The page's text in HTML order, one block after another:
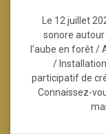
Le 12 juillet
sonore
l’aube en forêt /
/
participatif de
Connaissez-